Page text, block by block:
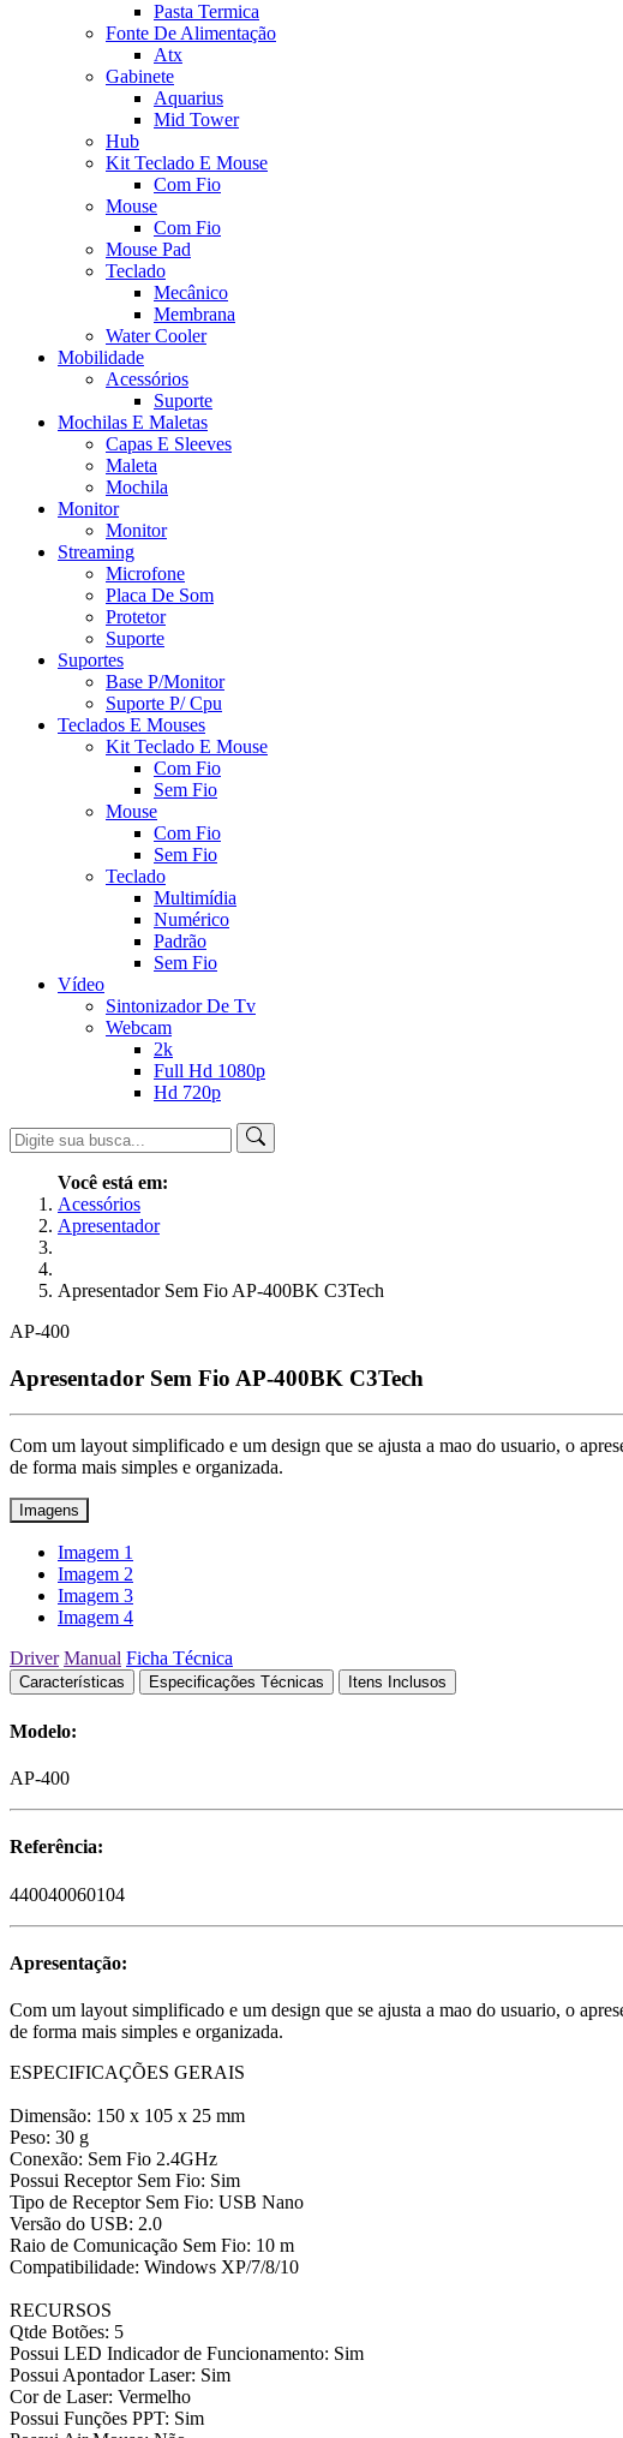
Pasta Termica
Fonte De Alimentação
Atx
Gabinete
Aquarius
Mid Tower
Hub
Kit Teclado E Mouse
Com Fio
Mouse
Com Fio
Mouse Pad
Teclado
Mecânico
Membrana
Water Cooler
Mobilidade
Acessórios
Suporte
Mochilas E Maletas
Capas E Sleeves
Maleta
Mochila
Monitor
Monitor
Streaming
Microfone
Placa De Som
Protetor
Suporte
Suportes
Base P/Monitor
Suporte P/ Cpu
Teclados E Mouses
Kit Teclado E Mouse
Com Fio
Sem Fio
Mouse
Com Fio
Sem Fio
Teclado
Multimídia
Numérico
Padrão
Sem Fio
Vídeo
Sintonizador De Tv
Webcam
2k
Full Hd 1080p
Hd 720p
Você está em:
Acessórios
Apresentador
Apresentador Sem Fio AP-400BK C3Tech
AP-400
Apresentador Sem Fio AP-400BK C3Tech
Com um layout simplificado e um design que se ajusta a mao do usuario, o
de forma mais simples e organizada.
Imagens
Imagem 1
Imagem 2
Imagem 3
Imagem 4
Driver Manual Ficha Técnica
Características Especificações Técnicas Itens Inclusos
Modelo:
AP-400
Referência:
440040060104
Apresentação:
Com um layout simplificado e um design que se ajusta a mao do usuario, o
de forma mais simples e organizada.
ESPECIFICAÇÕES GERAIS
Dimensão: 150 x 105 x 25 mm
Peso: 30 g
Conexão: Sem Fio 2.4GHz
Possui Receptor Sem Fio: Sim
Tipo de Receptor Sem Fio: USB Nano
Versão do USB: 2.0
Raio de Comunicação Sem Fio: 10 m
Compatibilidade: Windows XP/7/8/10
RECURSOS
Qtde Botões: 5
Possui LED Indicador de Funcionamento: Sim
Possui Apontador Laser: Sim
Cor de Laser: Vermelho
Possui Funções PPT: Sim